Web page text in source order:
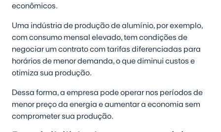
econômicos.
Uma indústria de produção de alumínio, por exemplo,
com consumo mensal elevado, tem condições de
negociar um contrato com tarifas diferenciadas para
horários de menor demanda, o que diminui custos e
otimiza sua produção.
Dessa forma, a empresa pode operar nos períodos de
menor preço da energia e aumentar a economia sem
comprometer sua produção.